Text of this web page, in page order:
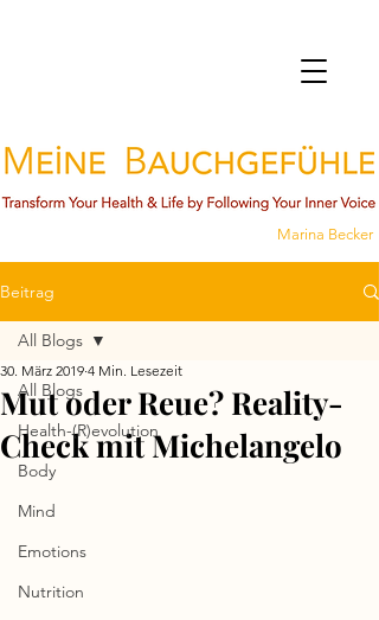
Marina Becker
Beitrag
All Blogs
Health-(R)evolution
Body
Mind
Emotions
Nutrition
All Blogs
Mut oder Reue? Reality-
Check mit Michelangelo
30. März 2019 4 Min. Lesezeit